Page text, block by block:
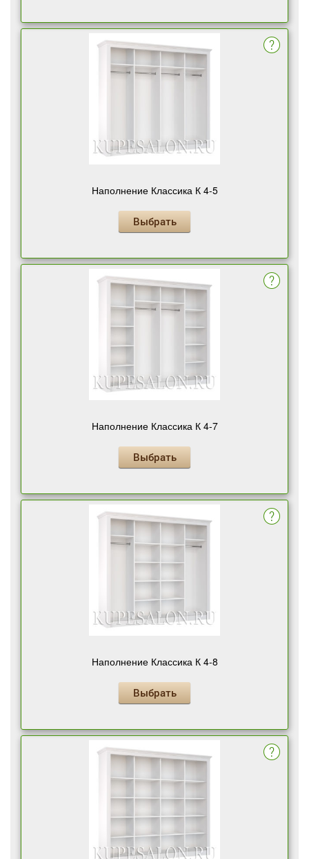
Наполнение Классика К 4-5
Выбрать
Наполнение Классика К 4-7
Выбрать
Наполнение Классика К 4-8
Выбрать